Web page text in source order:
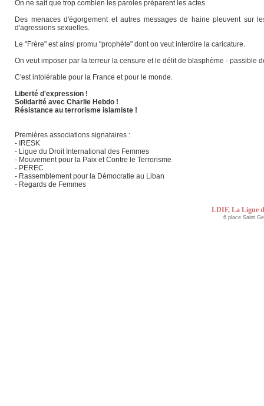
On ne sait que trop combien les paroles préparent les actes.
Des menaces d'égorgement et autres messages de haine pleuvent sur
d'agressions sexuelles.
Le "Frère" est ainsi promu "prophète" dont on veut interdire la caricature.
On veut imposer par la terreur la censure et le délit de blasphème - passible
C'est intolérable pour la France et pour le monde.
Liberté d'expression !
Solidarité avec Charlie Hebdo !
Résistance au terrorisme islamiste !
Premières associations signataires :
- IRESK
- Ligue du Droit International des Femmes
- Mouvement pour la Paix et Contre le Terrorisme
- PEREC
- Rassemblement pour la Démocratie au Liban
- Regards de Femmes
LDIF, La Ligue
6 place Saint